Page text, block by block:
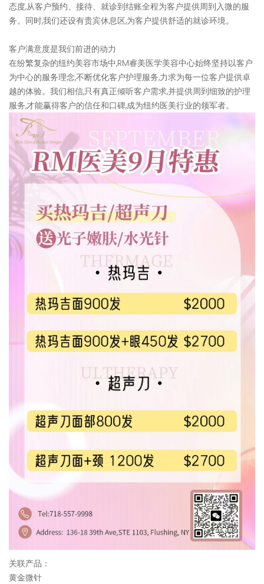
态度,从客户预约、接待、就诊到结账全程为客户提供周到入微的服
务。同时,我们还设有贵宾休息区,为客户提供舒适的就诊环境。
客户满意度是我们前进的动力
在纷繁复杂的纽约美容市场中,RM睿美医学美容中心始终坚持以客户
为中心的服务理念,不断优化客户护理服务,力求为每一位客户提供卓
越的体验。我们相信,只有真正倾听客户需求,并提供周到细致的护理
服务,才能赢得客户的信任和口碑,成为纽约医美行业的领军者。
关联产品：
黄金微针